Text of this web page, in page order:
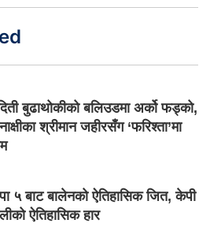
बुढाथोकीको बलिउडमा अर्को फड्को,
श्रीमान जहीरसँग ‘फरिश्ता’मा
५ बाट बालेनको ऐतिहासिक जित, केपी
ऐतिहासिक हार